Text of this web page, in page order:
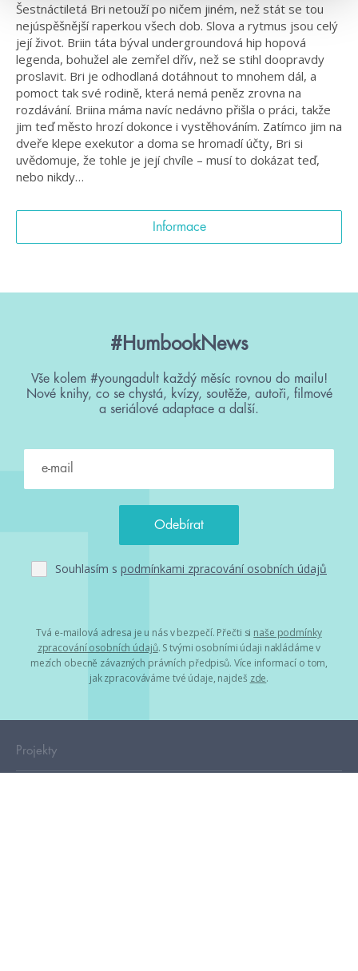
Šestnáctiletá Bri netouží po ničem jiném, než stát se tou
nejúspěšnější raperkou všech dob. Slova a rytmus jsou celý
její život. Briin táta býval undergroundová hip hopová
legenda, bohužel ale zemřel dřív, než se stihl doopravdy
proslavit. Bri je odhodlaná dotáhnout to mnohem dál, a
pomoct tak své rodině, která nemá peněz zrovna na
rozdávání. Briina máma navíc nedávno přišla o práci, takže
jim teď město hrozí dokonce i vystěhováním. Zatímco jim na
dveře klepe exekutor a doma se hromadí účty, Bri si
uvědomuje, že tohle je její chvíle – musí to dokázat teď,
nebo nikdy…
Informace
#HumbookNews
Vše kolem #youngadult každý měsíc rovnou do mailu!
Nové knihy, co se chystá, kvízy, soutěže, autoři, filmové
a seriálové adaptace a další.
Souhlasím s podmínkami zpracování osobních údajů
Tvá e-mailová adresa je u nás v bezpečí. Přečti si naše podmínky
zpracování osobních údajů. S tvými osobními údaji nakládáme v
mezích obecně závazných právních předpisů. Více informací o tom,
jak zpracováváme tvé údaje, najdeš zde.
Projekty